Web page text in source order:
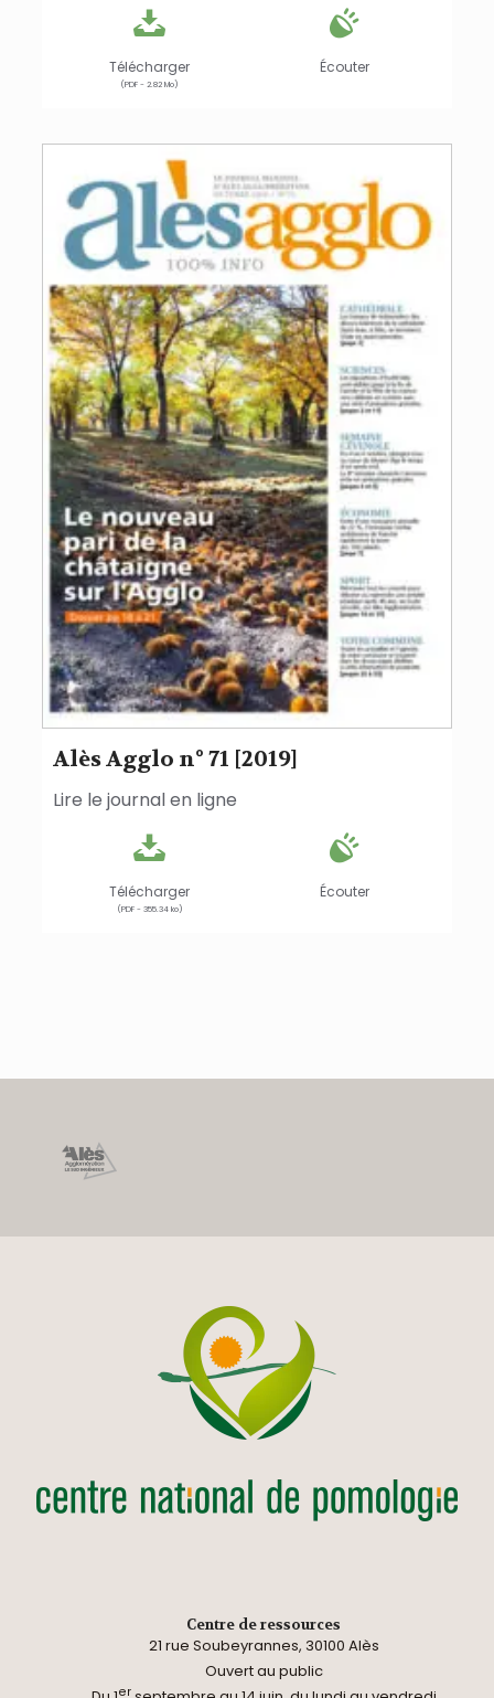
Télécharger
(PDF - 2.82 Mo)
Écouter
Alès Agglo n° 71 [2019]
Lire le journal en ligne
Télécharger
(PDF - 355.34 ko)
Écouter
Centre de ressources
21 rue Soubeyrannes, 30100 Alès
Ouvert au public
er